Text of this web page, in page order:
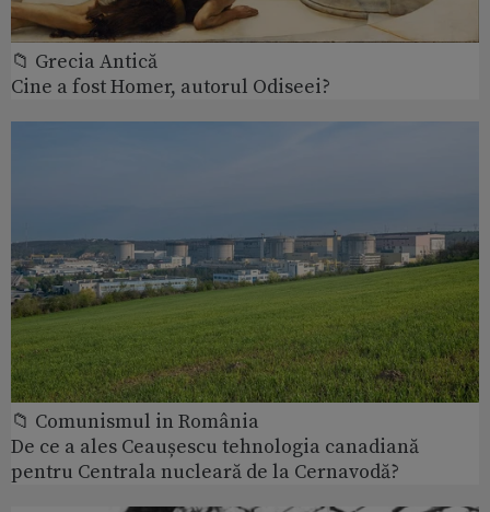
📁 Grecia Antică
Cine a fost Homer, autorul Odiseei?
📁 Comunismul in România
De ce a ales Ceaușescu tehnologia canadiană
pentru Centrala nucleară de la Cernavodă?